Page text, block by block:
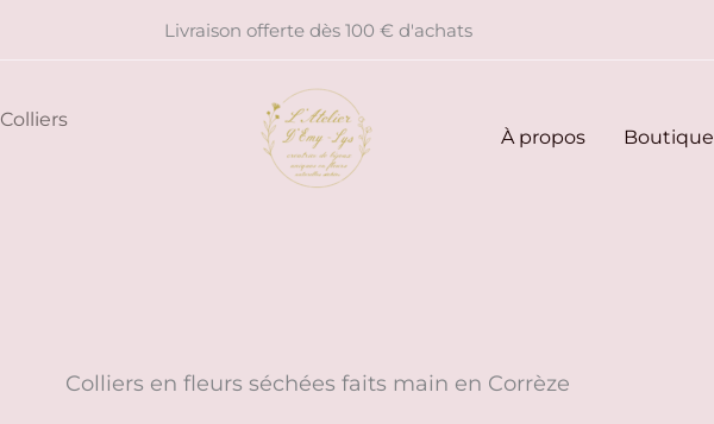
Livraison offerte dès 100 € d'achats
Colliers
À propos Boutique
Colliers en fleurs séchées faits main en Corrèze